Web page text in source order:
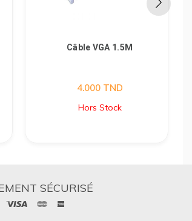
Câble VGA 1.5M
4.000TND
Hors Stock
SÉCURISÉ